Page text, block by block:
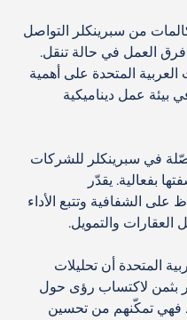
من سبرينكلر التواصل
العمل في حالة تنقل.
المتحدة على أهمية
بيئة عمل ديناميكية
في سبرينكلر للشركات
بفعالية. يقدّر
الشفافية وتتبع الأداء
والتمويل.
المتحدة أن تحليلات
بثمن لاكتساب رؤى حول
فهي تمكّنهم من تحسين